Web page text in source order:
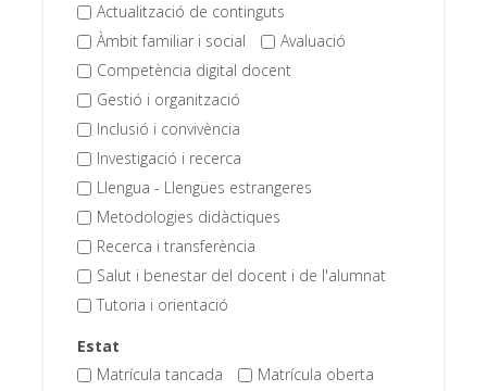
Actualització de continguts
Àmbit familiar i social
Avaluació
Competència digital docent
Gestió i organització
Inclusió i convivència
Investigació i recerca
Llengua - Llengües estrangeres
Metodologies didàctiques
Recerca i transferència
Salut i benestar del docent i de l'alumnat
Tutoria i orientació
Estat
Matrícula tancada
Matrícula oberta